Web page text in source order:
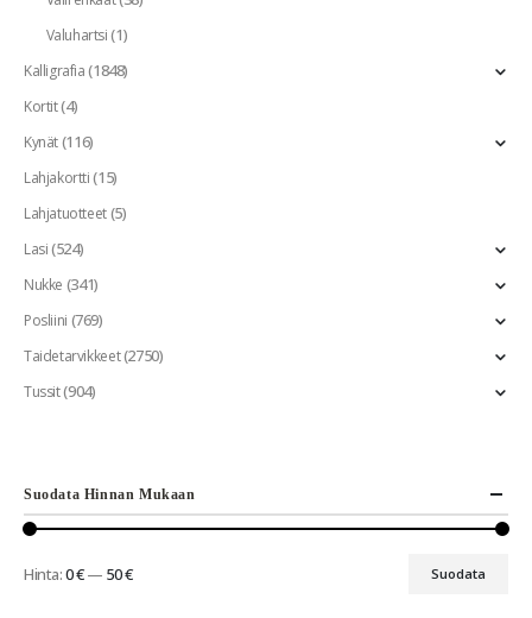
Valuhartsi(1)
Kalligrafia(1848)
Kortit(4)
Kynät(116)
Lahjakortti(15)
Lahjatuotteet(5)
Lasi(524)
Nukke (341)
Posliini (769)
Taidetarvikkeet(2750)
Tussit(904)
Suodata Hinnan Mukaan
Suodata
Hinta:0 €— 50 €